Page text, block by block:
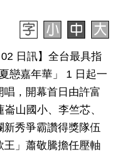
日訊】全台最具指
戀嘉年華」 1 日起一
，開幕首日由許富
山國小、李竺芯、
秀爭霸讚得獎隊伍
」蕭敬騰擔任壓軸